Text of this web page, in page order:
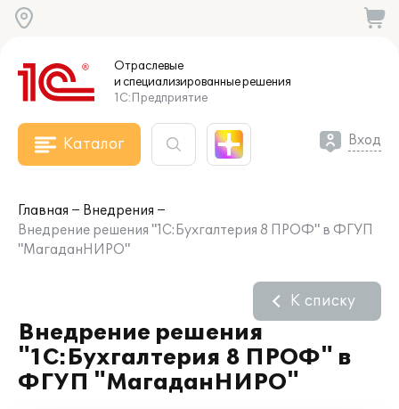
Отраслевые
и специализированныерешения
1С:Предприятие
Каталог Вход
Главная
Внедрения
Внедрение решения "1С:Бухгалтерия 8 ПРОФ" в ФГУП
"МагаданНИРО"
Внедрение решения
"1С:Бухгалтерия 8 ПРОФ" в
ФГУП "МагаданНИРО"
К списку